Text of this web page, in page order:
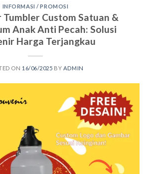
INFORMASI / PROMOSI
Custom Satuan &
Anak Anti Pecah: Solusi
Harga Terjangkau
ON 16/06/2025 BY ADMIN